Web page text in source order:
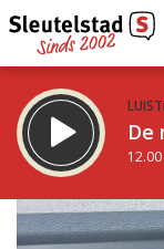
De
STRAKS:
De